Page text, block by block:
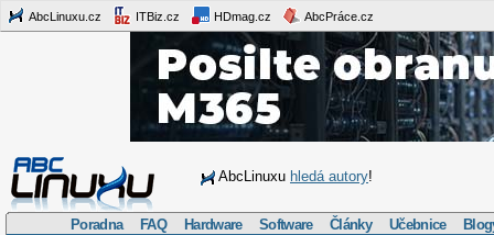
AbcLinuxu.cz ITBiz.cz HDmag.cz AbcPráce.cz
AbcLinuxu hledá autory!
Poradna FAQ Hardware Software Články Učebnice